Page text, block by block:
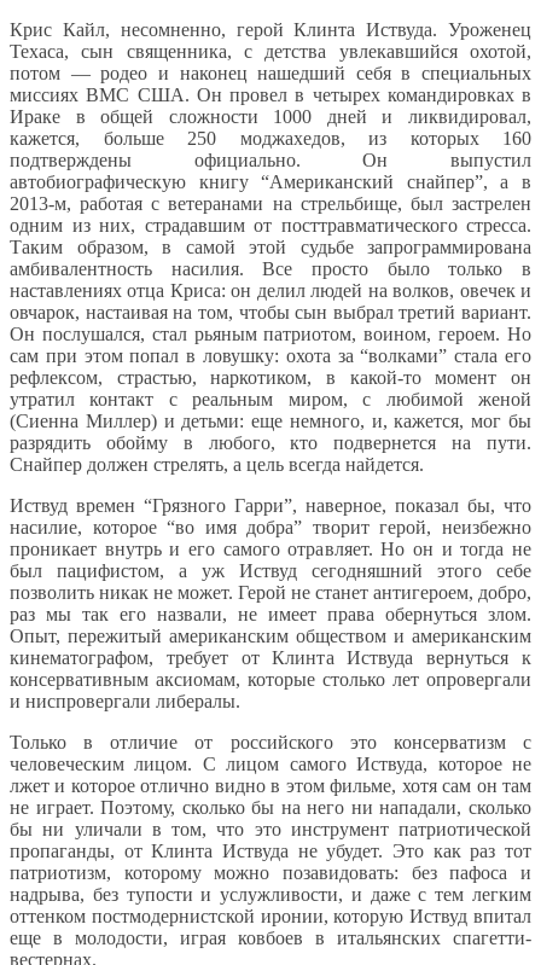
Крис Кайл, несомненно, герой Клинта Иствуда. Уроженец
Техаса, сын священника, с детства увлекавшийся охотой,
потом — родео и наконец нашедший себя в специальных
миссиях ВМС США. Он провел в четырех командировках в
Ираке в общей сложности 1000 дней и ликвидировал,
кажется, больше 250 моджахедов, из которых 160
подтверждены официально. Он выпустил
автобиографическую книгу “Американский снайпер”, а в
2013-м, работая с ветеранами на стрельбище, был застрелен
одним из них, страдавшим от посттравматического стресса.
Таким образом, в самой этой судьбе запрограммирована
амбивалентность насилия. Все просто было только в
наставлениях отца Криса: он делил людей на волков, овечек и
овчарок, настаивая на том, чтобы сын выбрал третий вариант.
Он послушался, стал рьяным патриотом, воином, героем. Но
сам при этом попал в ловушку: охота за “волками” стала его
рефлексом, страстью, наркотиком, в какой-то момент он
утратил контакт с реальным миром, с любимой женой
(Сиенна Миллер) и детьми: еще немного, и, кажется, мог бы
разрядить обойму в любого, кто подвернется на пути.
Снайпер должен стрелять, а цель всегда найдется.
Иствуд времен “Грязного Гарри”, наверное, показал бы, что
насилие, которое “во имя добра” творит герой, неизбежно
проникает внутрь и его самого отравляет. Но он и тогда не
был пацифистом, а уж Иствуд сегодняшний этого себе
позволить никак не может. Герой не станет антигероем, добро,
раз мы так его назвали, не имеет права обернуться злом.
Опыт, пережитый американским обществом и американским
кинематографом, требует от Клинта Иствуда вернуться к
консервативным аксиомам, которые столько лет опровергали
и ниспровергали либералы.
Только в отличие от российского это консерватизм с
человеческим лицом. С лицом самого Иствуда, которое не
лжет и которое отлично видно в этом фильме, хотя сам он там
не играет. Поэтому, сколько бы на него ни нападали, сколько
бы ни уличали в том, что это инструмент патриотической
пропаганды, от Клинта Иствуда не убудет. Это как раз тот
патриотизм, которому можно позавидовать: без пафоса и
надрыва, без тупости и услужливости, и даже с тем легким
оттенком постмодернистской иронии, которую Иствуд впитал
еще в молодости, играя ковбоев в итальянских спагетти-
вестернах.